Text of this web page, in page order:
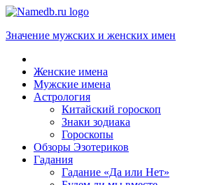
Значение мужских и женских имен
Женские имена
Мужские имена
Астрология
Китайский гороскоп
Знаки зодиака
Гороскопы
Обзоры Эзотериков
Гадания
Гадание «Да или Нет»